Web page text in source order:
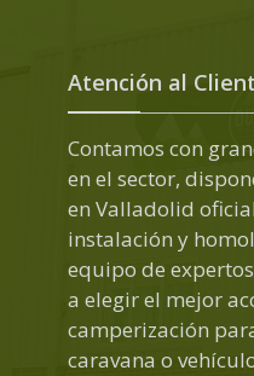
Atención al
Contamos con
en el sector,
en Valladolid
instalación y
equipo de
a elegir el mejor
camperización
caravana o